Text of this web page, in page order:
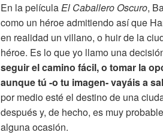
En la películaEl Caballero Oscuro,
como un héroe admitiendo así que
en realidad un villano, o huir de la
héroe. Es lo que yo llamo una
seguir el camino fácil, o tomar la
aunque tú -o tu imagen- vayáis a
por medio esté el destino de una
después y, de hecho, es muy
alguna ocasión.